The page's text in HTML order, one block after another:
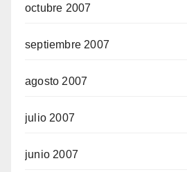
octubre 2007
septiembre 2007
agosto 2007
julio 2007
junio 2007